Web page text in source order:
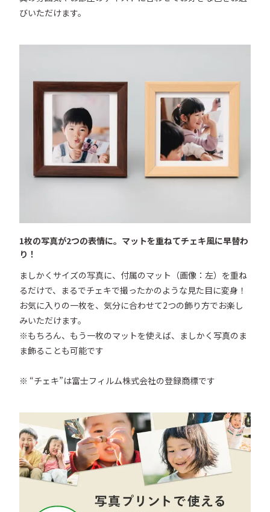
びいただけます。
1枚の写真が2つの表情に。マットを重ねてチェキ風に早替わ
り！
ましかくサイズの写真に、付属のマット（画像：左）を重ね
るだけで、まるでチェキで撮ったかのような見た目に変身！
お気に入りの一枚を、気分に合わせて2つの飾り方でお楽し
みいただけます。
※もちろん、もう一枚のマットを使えば、ましかく写真のま
ま飾ることも可能です
※ “チェキ”は富士フィルム株式会社の登録商標です